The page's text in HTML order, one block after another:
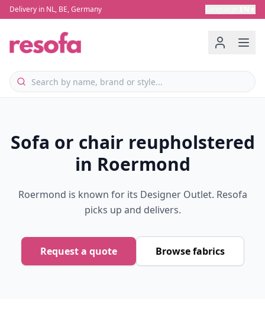
Delivery in NL, BE, Germany
Sofa or chair reupholstered
in Roermond
Roermond is known for its Designer Outlet. Resofa
picks up and delivers.
Request a quote Browse fabrics